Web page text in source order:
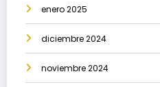
enero 2025
diciembre 2024
noviembre 2024